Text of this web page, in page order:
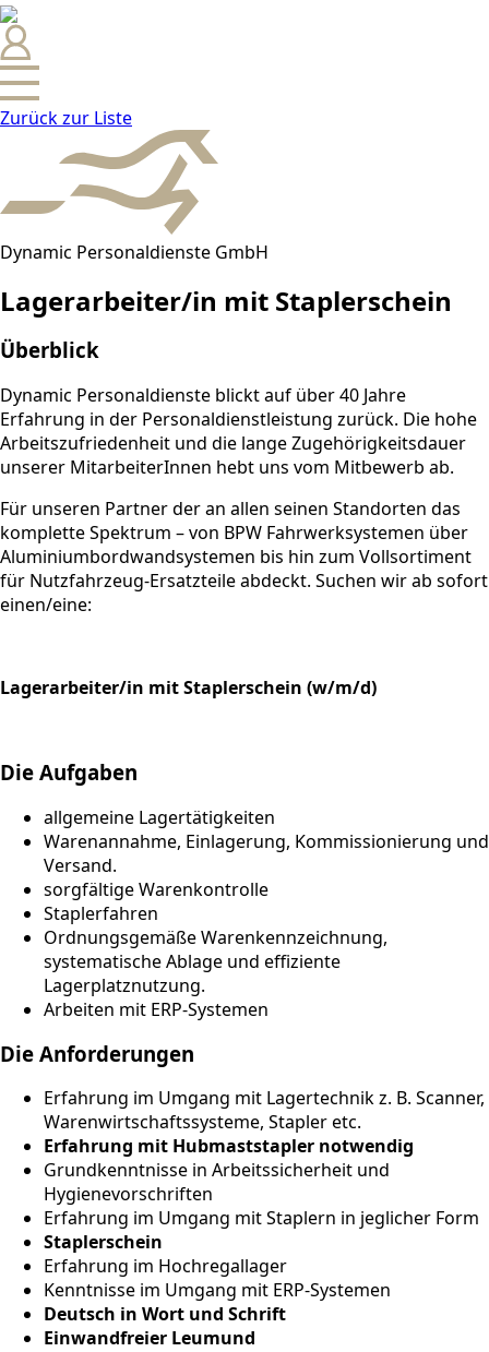
Zurück zur Liste
Dynamic Personaldienste GmbH
Lagerarbeiter/in mit Staplerschein
Überblick
Dynamic Personaldienste blickt auf über 40 Jahre
Erfahrung in der Personaldienstleistung zurück. Die hohe
Arbeitszufriedenheit und die lange Zugehörigkeitsdauer
unserer MitarbeiterInnen hebt uns vom Mitbewerb ab.
Für unseren Partner der an allen seinen Standorten das
komplette Spektrum – von BPW Fahrwerksystemen über
Aluminiumbordwandsystemen bis hin zum Vollsortiment
für Nutzfahrzeug-Ersatzteile abdeckt. Suchen wir ab sofort
einen/eine:
Lagerarbeiter/in mit Staplerschein (w/m/d)
Die Aufgaben
allgemeine Lagertätigkeiten
Warenannahme, Einlagerung, Kommissionierung und
Versand.
sorgfältige Warenkontrolle
Staplerfahren
Ordnungsgemäße Warenkennzeichnung,
systematische Ablage und effiziente
Lagerplatznutzung.
Arbeiten mit ERP-Systemen
Die Anforderungen
Erfahrung im Umgang mit Lagertechnik z. B. Scanner,
Warenwirtschaftssysteme, Stapler etc.
Erfahrung mit Hubmaststapler notwendig
Grundkenntnisse in Arbeitssicherheit und
Hygienevorschriften
Erfahrung im Umgang mit Staplern in jeglicher Form
Staplerschein
Erfahrung im Hochregallager
Kenntnisse im Umgang mit ERP-Systemen
Deutsch in Wort und Schrift
Einwandfreier Leumund